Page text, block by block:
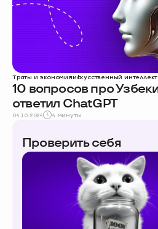
Траты и экономияискусственный интеллект
10 вопросов про
ответил ChatGPT
04.10.2024 4 минуты
Проверить себя